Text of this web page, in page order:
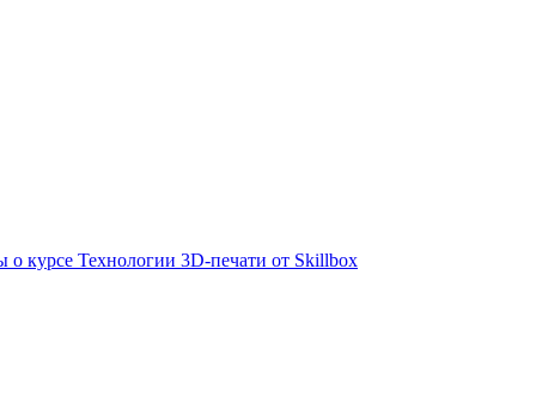
о курсе Технологии 3D-печати от Skillbox